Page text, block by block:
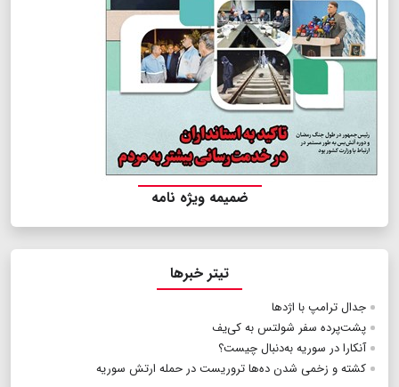
ضمیمه ویژه نامه
تیتر خبرها
جدال ترامپ با اژدها
پشت‌پرده سفر شولتس به کی‌یف
آنکارا در سوریه به‌دنبال چیست‌؟
کشته و زخمی شدن ده‌ها تروریست در حمله ارتش سوریه